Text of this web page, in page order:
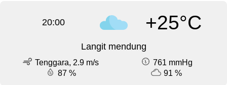
20:00 +25°C
Langit mendung
Tenggara, 2.9 m/s
761 mmHg
87 %
91 %